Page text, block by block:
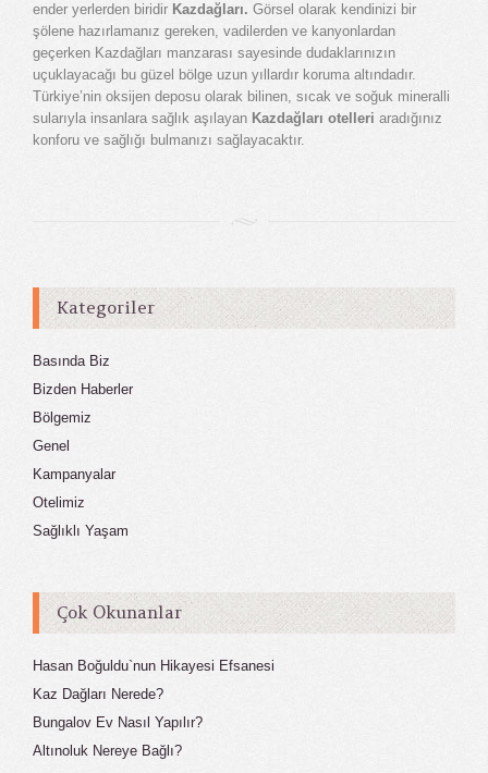
ender yerlerden biridir Kazdağları. Görsel olarak kendinizi bir
şölene hazırlamanız gereken, vadilerden ve kanyonlardan
geçerken Kazdağları manzarası sayesinde dudaklarınızın
uçuklayacağı bu güzel bölge uzun yıllardır koruma altındadır.
Türkiye’nin oksijen deposu olarak bilinen, sıcak ve soğuk mineralli
sularıyla insanlara sağlık aşılayan Kazdağları otelleri aradığınız
konforu ve sağlığı bulmanızı sağlayacaktır.
Kategoriler
Basında Biz
Bizden Haberler
Bölgemiz
Genel
Kampanyalar
Otelimiz
Sağlıklı Yaşam
Çok Okunanlar
Hasan Boğuldu`nun Hikayesi Efsanesi
Kaz Dağları Nerede?
Bungalov Ev Nasıl Yapılır?
Altınoluk Nereye Bağlı?